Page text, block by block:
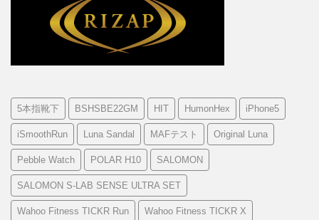
5本指靴下 BSHSBE22GM HIT HumonHex iPhone5
iSmoothRun Luna Sandal MAFテスト Original Luna
Pebble Watch POLAR H10 SALOMON
SALOMON S-LAB SENSE ULTRA SET
Wahoo Fitness TICKR Run Wahoo Fitness TICKR X